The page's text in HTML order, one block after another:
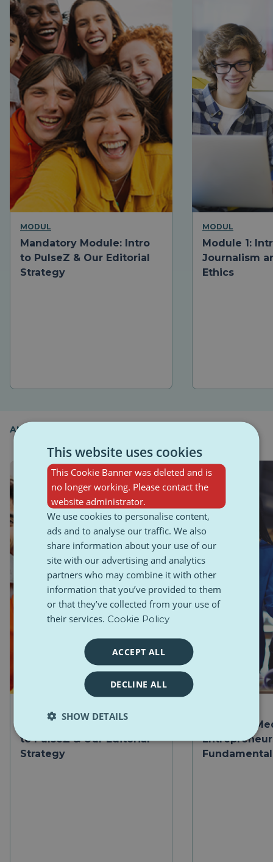
MODUL
Mandatory Module: Intro
to PulseZ & Our Editorial
Strategy
MODUL
Module 1:
Journalism
Ethics
ANTREPRENORIAT
Mandatory Module: Intro
to PulseZ & Our Editorial
Strategy
Module 1:
This website uses cookies
This Cookie Banner was deleted and is
no longer working. Please contact the
website administrator.
We use cookies to personalise content,
ads and to analyse our traffic. We also
share information about your use of our
site with our advertising and analytics
partners who may combine it with other
information that you’ve provided to them
or that they’ve collected from your use of
their services. Cookie Policy
ACCEPT ALL
DECLINE ALL
SHOW DETAILS